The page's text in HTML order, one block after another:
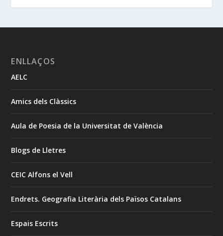
ENLLAÇOS
AELC
Amics dels Clàssics
Aula de Poesia de la Universitat de València
Blogs de Lletres
CEIC Alfons el Vell
Endrets. Geografia Literària dels Països Catalans
Espais Escrits